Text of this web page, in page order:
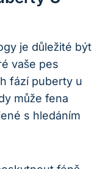
je důležité být
vaše pes
fází puberty u
může fena
s hledáním